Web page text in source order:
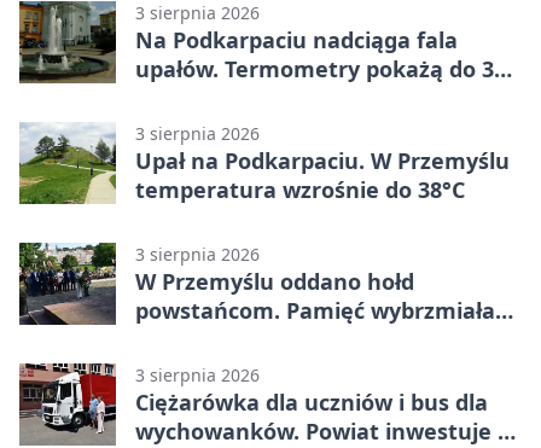
3 sierpnia 2026
Na Podkarpaciu nadciąga fala
upałów. Termometry pokażą do 36
3 sierpnia 2026
Upał na Podkarpaciu. W Przemyślu
temperatura wzrośnie do 38°C
3 sierpnia 2026
W Przemyślu oddano hołd
powstańcom. Pamięć wybrzmiała
3 sierpnia 2026
Ciężarówka dla uczniów i bus dla
wychowanków. Powiat inwestuje w